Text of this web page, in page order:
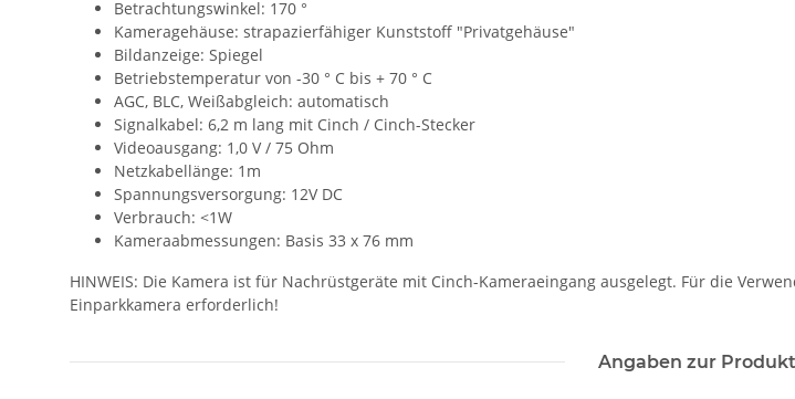
Betrachtungswinkel: 170 °
Kameragehäuse: strapazierfähiger Kunststoff "Privatgehäuse"
Bildanzeige: Spiegel
Betriebstemperatur von -30 ° C bis + 70 ° C
AGC, BLC, Weißabgleich: automatisch
Signalkabel: 6,2 m lang mit Cinch / Cinch-Stecker
Videoausgang: 1,0 V / 75 Ohm
Netzkabellänge: 1m
Spannungsversorgung: 12V DC
Verbrauch: <1W
Kameraabmessungen: Basis 33 x 76 mm
HINWEIS: Die Kamera ist für Nachrüstgeräte mit Cinch-Kameraeingang ausgelegt. Für die
Einparkkamera erforderlich!
Angaben zur